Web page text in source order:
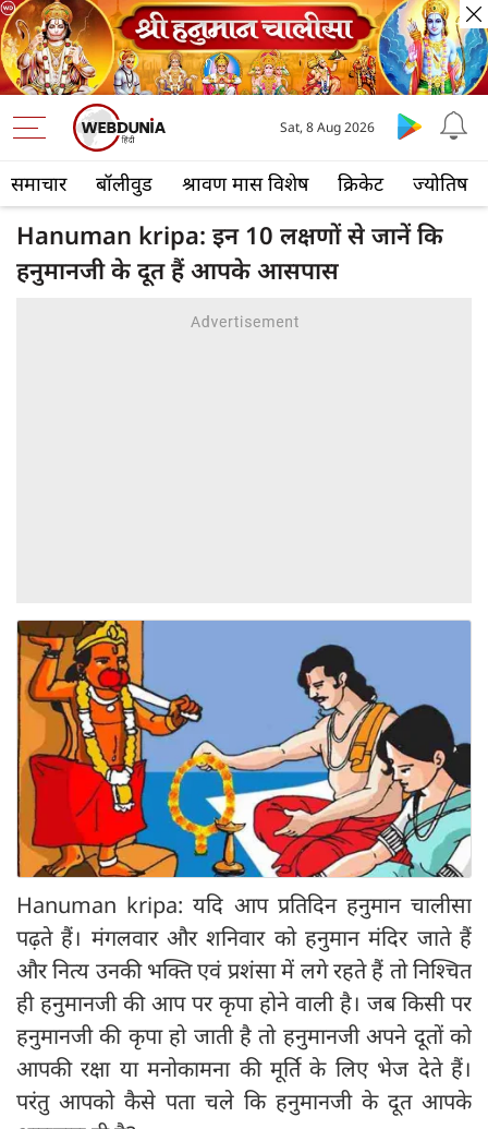
समाचार बॉलीवुड श्रावण मास विशेष क्रिकेट ज्योतिष
Sat, 8 Aug 2026
Hanuman kripa: इन 10 लक्षणों से जानें कि
हनुमानजी के दूत हैं आपके आसपास
Hanuman kripa: यदि आप प्रतिदिन हनुमान चालीसा
पढ़ते हैं। मंगलवार और शनिवार को हनुमान मंदिर जाते हैं
और नित्य उनकी भक्ति एवं प्रशंसा में लगे रहते हैं तो निश्चित
ही हनुमानजी की आप पर कृपा होने वाली है। जब किसी पर
हनुमानजी की कृपा हो जाती है तो हनुमानजी अपने दूतों को
आपकी रक्षा या मनोकामना की मूर्ति के लिए भेज देते हैं।
परंतु आपको कैसे पता चले कि हनुमानजी के दूत आपके